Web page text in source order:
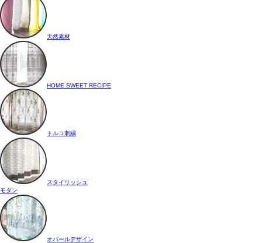
天然素材
HOME SWEET RECIPE
トルコ刺繍
スタイリッシュ
モダン
オパールデザイン